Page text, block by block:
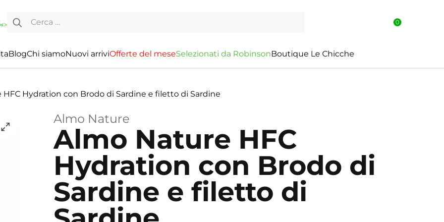
Ricerca per:
0
BlogChi siamoNuovi arriviOfferte del meseSelezionati da RobinsonBoutique Le Chicche
HFC Hydration con Brodo di Sardine e filetto di Sardine
Almo Nature
Almo Nature HFC
Hydration con Brodo di
Sardine e filetto di